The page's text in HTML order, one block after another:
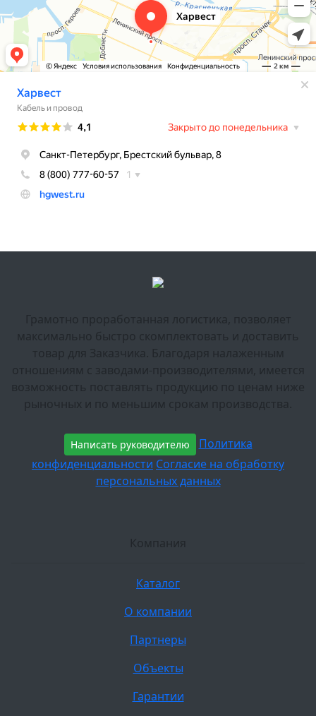
Грамотно проработанная логистика, позволяет
максимально быстро скомплектовать и доставить
товар для Заказчика. Благодаря налаженным
отношениям с заводами-производителями, имеется
возможность поставлять продукцию по ценам ниже
рыночных и по меньшим срокам производства.
Написать руководителю
Политика
конфиденциальности Согласие на обработку
персональных данных
Компания
Каталог
О компании
Партнеры
Объекты
Гарантии